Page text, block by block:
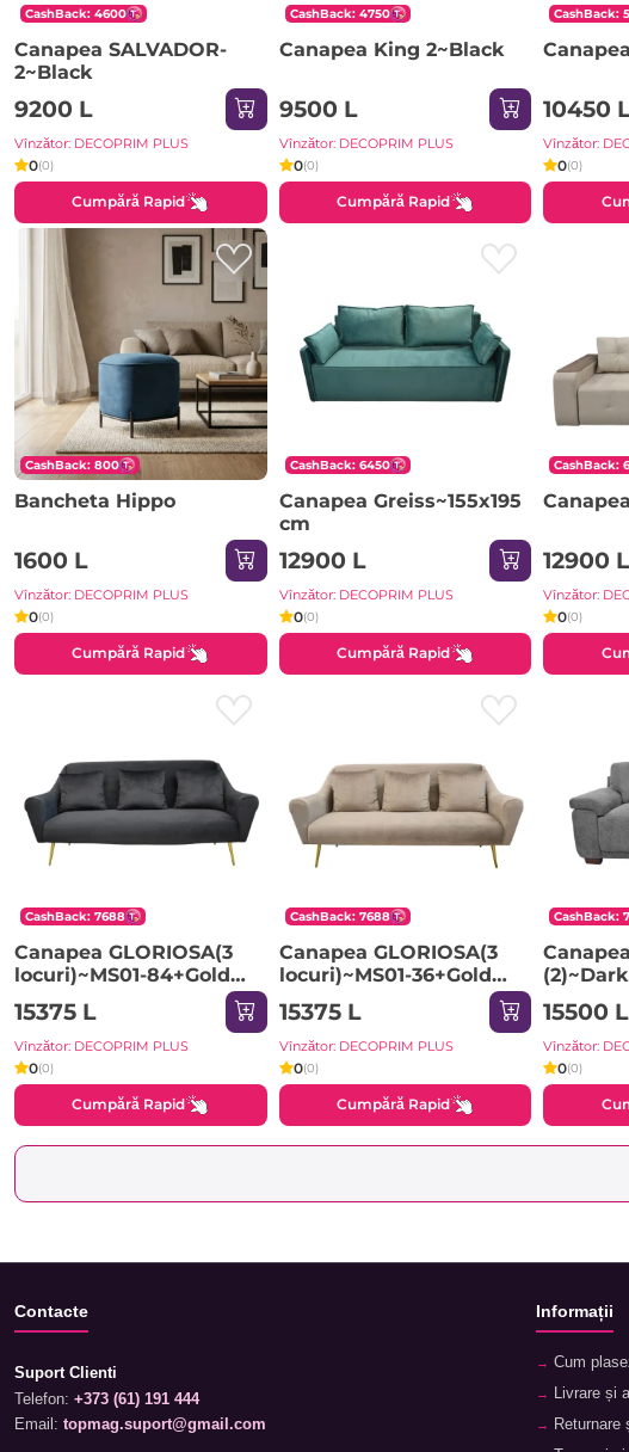
CashBack: 4600
Canapea SALVADOR-
2~Black
9200 L
Vînzător: DECOPRIM PLUS
0(0)
Cumpără Rapid
CashBack: 4750
Canapea King 2~Black
9500 L
Vînzător: DECOPRIM PLUS
0(0)
Cumpără Rapid
CashBack:
10450
Vînzător:
0(0)
CashBack: 800
Bancheta Hippo
1600 L
Vînzător: DECOPRIM PLUS
0(0)
Cumpără Rapid
CashBack: 6450
Canapea Greiss~155x195
cm
12900 L
Vînzător: DECOPRIM PLUS
0(0)
Cumpără Rapid
CashBack:
12900 L
Vînzător:
0(0)
CashBack: 7688
Canapea GLORIOSA(3
locuri)~MS01-84+Gold
leg Black
15375 L
Vînzător: DECOPRIM PLUS
0(0)
Cumpără Rapid
CashBack: 7688
Canapea GLORIOSA(3
locuri)~MS01-36+Gold
leg Beige
15375 L
Vînzător: DECOPRIM PLUS
0(0)
Cumpără Rapid
CashBack:
15500 L
Vînzător:
0(0)
Contacte
Suport Clienti
Telefon: +373 (61) 191 444
Email: topmag.suport@gmail.com
Informații
Cum
Livrare și
Returnare